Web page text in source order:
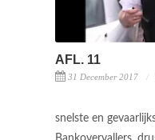
AFL. 11
31 December 2017
snelste en